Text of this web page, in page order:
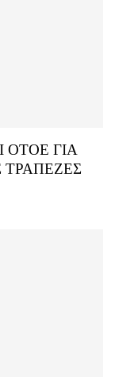
ΟΤΟΕ ΓΙΑ
ΤΡΑΠΕΖΕΣ